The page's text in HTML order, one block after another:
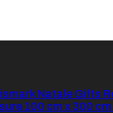
Natale Gifts
100 cm x 300